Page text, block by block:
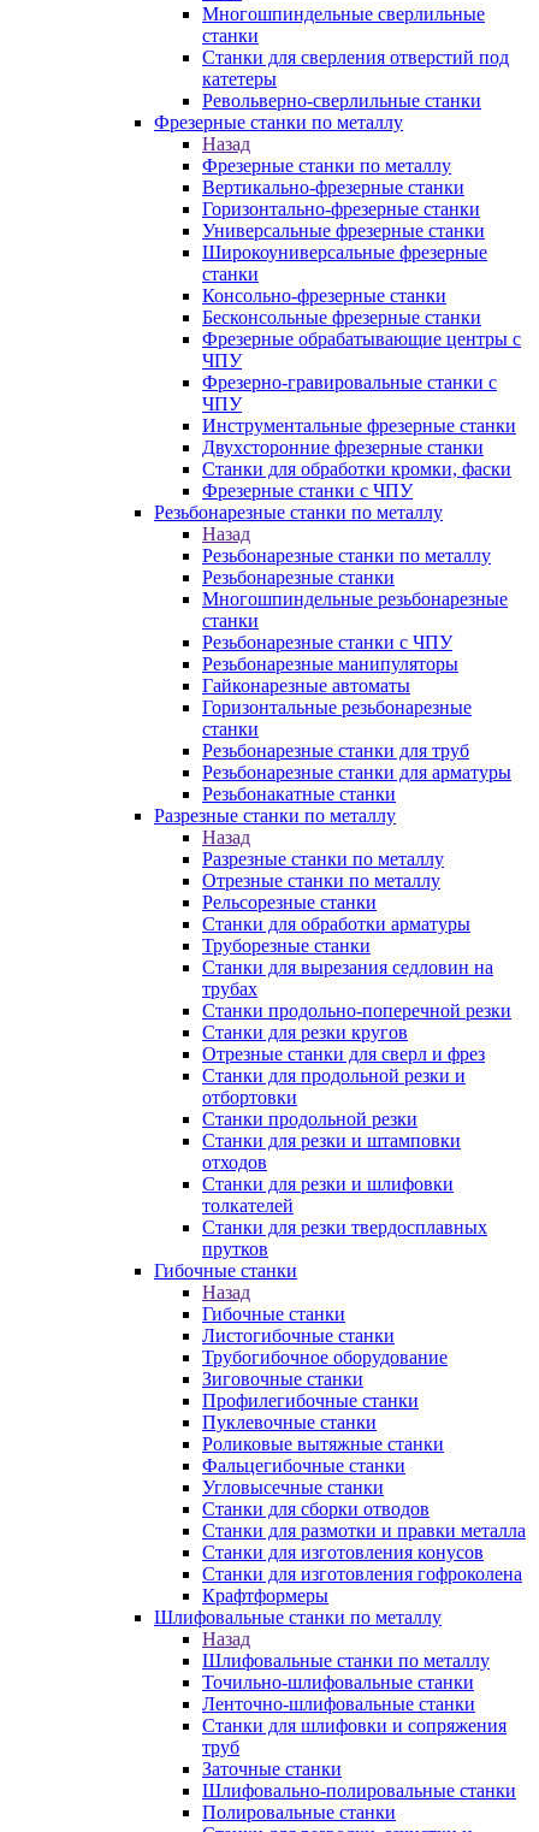
Многошпиндельные сверлильные
станки
Станки для сверления отверстий под
катетеры
Револьверно-сверлильные станки
Фрезерные станки по металлу
Назад
Фрезерные станки по металлу
Вертикально-фрезерные станки
Горизонтально-фрезерные станки
Универсальные фрезерные станки
Широкоуниверсальные фрезерные
станки
Консольно-фрезерные станки
Бесконсольные фрезерные станки
Фрезерные обрабатывающие центры с
ЧПУ
Фрезерно-гравировальные станки с
ЧПУ
Инструментальные фрезерные станки
Двухсторонние фрезерные станки
Станки для обработки кромки, фаски
Фрезерные станки с ЧПУ
Резьбонарезные станки по металлу
Назад
Резьбонарезные станки по металлу
Резьбонарезные станки
Многошпиндельные резьбонарезные
станки
Резьбонарезные станки с ЧПУ
Резьбонарезные манипуляторы
Гайконарезные автоматы
Горизонтальные резьбонарезные
станки
Резьбонарезные станки для труб
Резьбонарезные станки для арматуры
Резьбонакатные станки
Разрезные станки по металлу
Назад
Разрезные станки по металлу
Отрезные станки по металлу
Рельсорезные станки
Станки для обработки арматуры
Труборезные станки
Станки для вырезания седловин на
трубаx
Станки продольно-поперечной резки
Станки для резки кругов
Отрезные станки для сверл и фрез
Станки для продольной резки и
отбортовки
Станки продольной резки
Станки для резки и штамповки
отходов
Станки для резки и шлифовки
толкателей
Станки для резки твердосплавных
прутков
Гибочные станки
Назад
Гибочные станки
Листогибочные станки
Трубогибочное оборудование
Зиговочные станки
Профилегибочные станки
Пуклевочные станки
Роликовые вытяжные станки
Фальцегибочные станки
Угловысечные станки
Станки для сборки отводов
Станки для размотки и правки металла
Станки для изготовления конусов
Станки для изготовления гофроколена
Крафтформеры
Шлифовальные станки по металлу
Назад
Шлифовальные станки по металлу
Точильно-шлифовальные станки
Ленточно-шлифовальные станки
Станки для шлифовки и сопряжения
труб
Заточные станки
Шлифовально-полировальные станки
Полировальные станки